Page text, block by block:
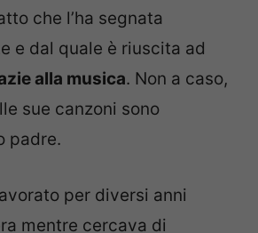
che l’ha segnata
e dal quale è riuscita ad
alla musica. Non a caso,
sue canzoni sono
padre.
per diversi anni
mentre cercava di